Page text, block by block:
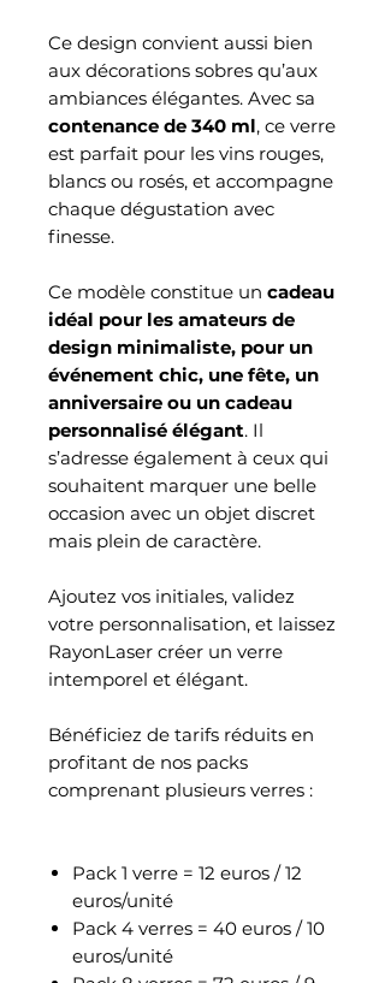
Ce design convient aussi bien
aux décorations sobres qu’aux
ambiances élégantes. Avec sa
contenance de 340 ml, ce verre
est parfait pour les vins rouges,
blancs ou rosés, et accompagne
chaque dégustation avec
finesse.
Ce modèle constitue un cadeau
idéal pour les amateurs de
design minimaliste, pour un
événement chic, une fête, un
anniversaire ou un cadeau
personnalisé élégant. Il
s’adresse également à ceux qui
souhaitent marquer une belle
occasion avec un objet discret
mais plein de caractère.
Ajoutez vos initiales, validez
votre personnalisation, et laissez
RayonLaser créer un verre
intemporel et élégant.
Bénéficiez de tarifs réduits en
profitant de nos packs
comprenant plusieurs verres :
Pack 1 verre = 12 euros / 12
euros/unité
Pack 4 verres = 40 euros / 10
euros/unité